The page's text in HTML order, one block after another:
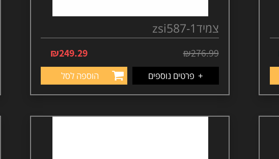
צמידzsi587-1
₪276.99
₪249.29
+ פרטים נוספים הוספה לסל